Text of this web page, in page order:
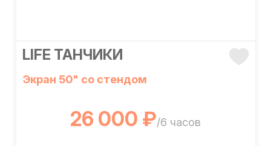
LIFE ТАНЧИКИ
Экран 50" со стендом
26 000 ₽/6 часов